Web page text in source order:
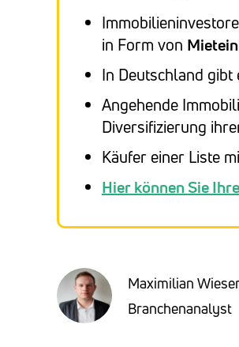
in Form von
In Deutschland gibt
Angehende
Diversifizierung
Käufer einer Liste
Hier können Sie
Maximilian
Branchenanalyst